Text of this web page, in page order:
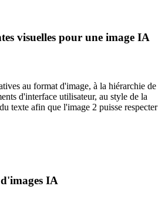
visuelles pour une image IA
au format d'image, à la hiérarchie de
d'interface utilisateur, au style de la
texte afin que l'image 2 puisse respecter
IA